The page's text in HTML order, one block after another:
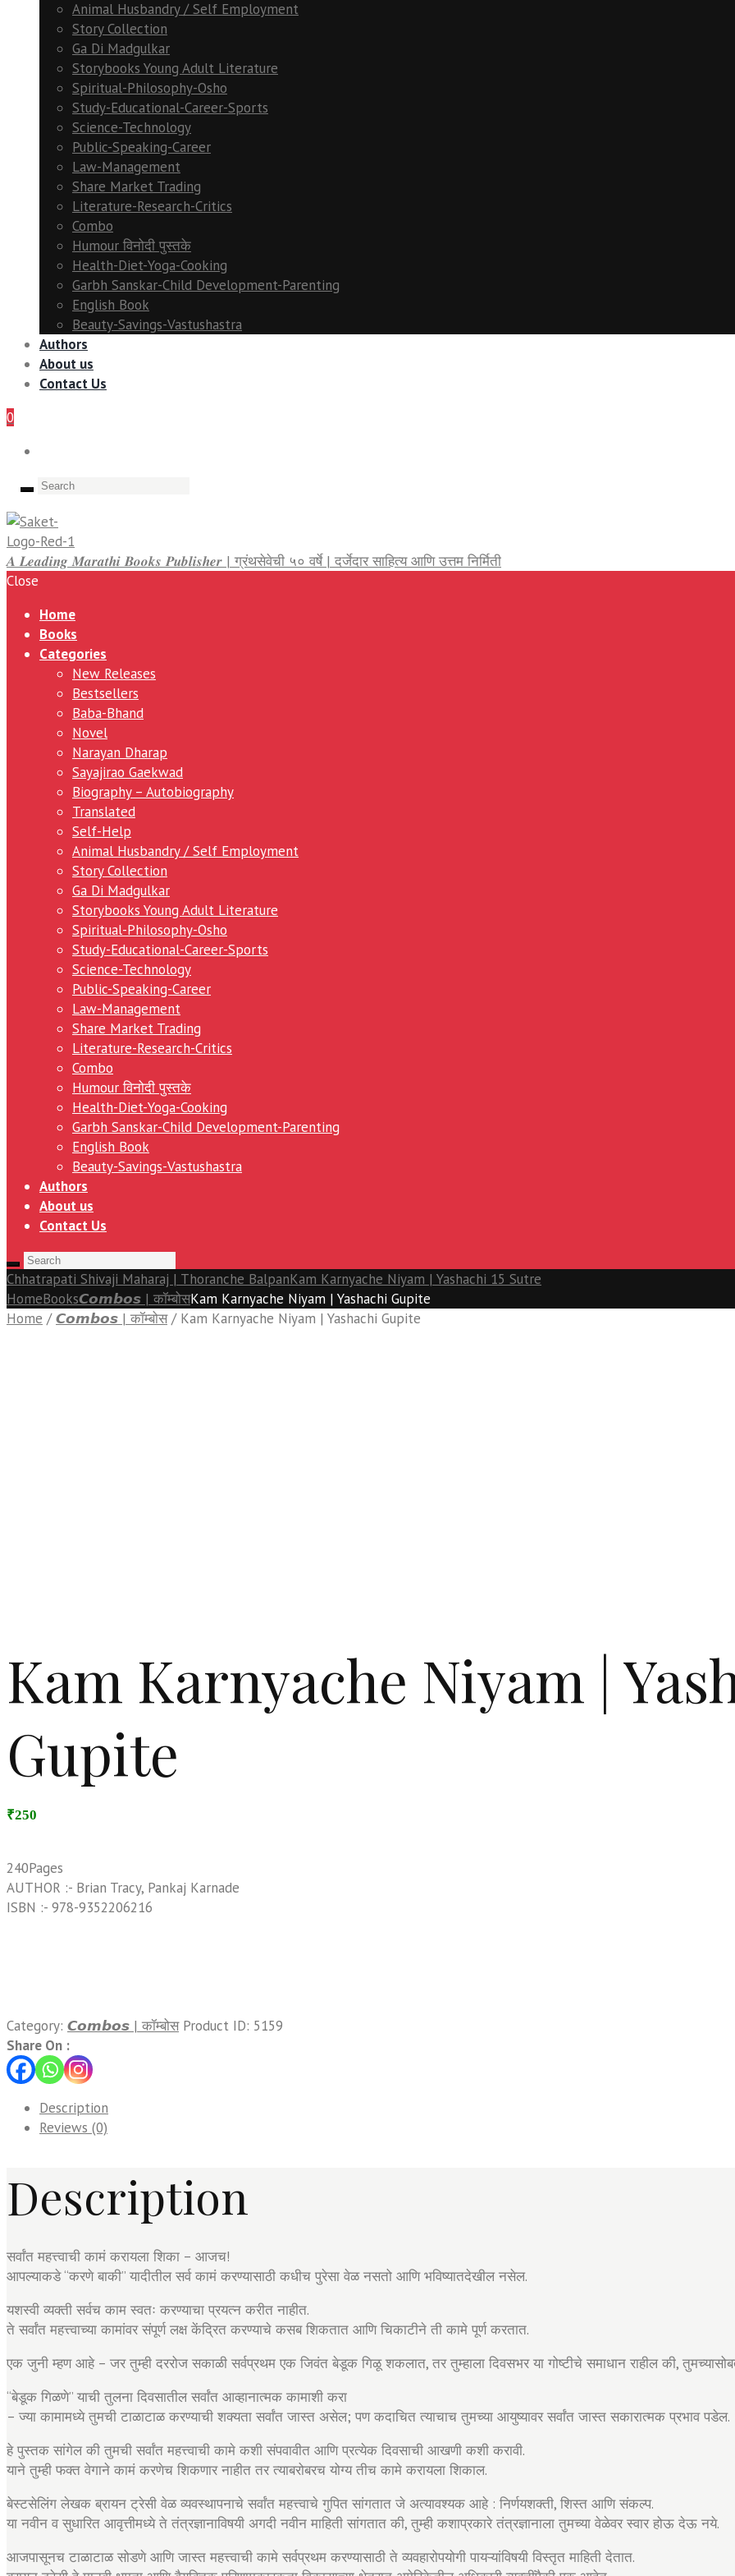
Animal Husbandry / Self Employment
Story Collection
Ga Di Madgulkar
Storybooks Young Adult Literature
Spiritual-Philosophy-Osho
Study-Educational-Career-Sports
Science-Technology
Public-Speaking-Career
Law-Management
Share Market Trading
Literature-Research-Critics
Combo
Humour विनोदी पुस्तके
Health-Diet-Yoga-Cooking
Garbh Sanskar-Child Development-Parenting
English Book
Beauty-Savings-Vastushastra
Authors
About us
Contact Us
0
𝑨 𝑳𝒆𝒂𝒅𝒊𝒏𝒈 𝑴𝒂𝒓𝒂𝒕𝒉𝒊 𝑩𝒐𝒐𝒌𝒔 𝑷𝒖𝒃𝒍𝒊𝒔𝒉𝒆𝒓 | ग्रंथसेवेची ५० वर्षे | दर्जेदार साहित्य आणि उत्तम निर्मिती
Close
Home
Books
Categories
New Releases
Bestsellers
Baba-Bhand
Novel
Narayan Dharap
Sayajirao Gaekwad
Biography – Autobiography
Translated
Self-Help
Animal Husbandry / Self Employment
Story Collection
Ga Di Madgulkar
Storybooks Young Adult Literature
Spiritual-Philosophy-Osho
Study-Educational-Career-Sports
Science-Technology
Public-Speaking-Career
Law-Management
Share Market Trading
Literature-Research-Critics
Combo
Humour विनोदी पुस्तके
Health-Diet-Yoga-Cooking
Garbh Sanskar-Child Development-Parenting
English Book
Beauty-Savings-Vastushastra
Authors
About us
Contact Us
Chhatrapati Shivaji Maharaj | Thoranche BalpanKam Karnyache Niyam | Yashachi 15 Sutre
HomeBooks𝘾𝙤𝙢𝙗𝙤𝙨 | कॉम्बोसKam Karnyache Niyam | Yashachi Gupite
Home /𝘾𝙤𝙢𝙗𝙤𝙨 | कॉम्बोस/ Kam Karnyache Niyam | Yashachi Gupite
Kam Karnyache Niyam |
Gupite
₹250
240Pages
AUTHOR :- Brian Tracy, Pankaj Karnade
ISBN :- 978-9352206216
Category: 𝘾𝙤𝙢𝙗𝙤𝙨 | कॉम्बोस Product ID: 5159
Share On :
Description
Reviews (0)
Description
सर्वांत महत्त्वाची कामं करायला शिका – आजच!
आपल्याकडे “करणे बाकी” यादीतील सर्व कामं करण्यासाठी कधीच पुरेसा वेळ नसतो आणि भविष्यातदेखील नसेल.
यशस्वी व्यक्ती सर्वच काम स्वतः करण्याचा प्रयत्न करीत नाहीत.
ते सर्वांत महत्त्वाच्या कामांवर संपूर्ण लक्ष केंद्रित करण्याचे कसब शिकतात आणि चिकाटीने ती कामे पूर्ण करतात.
एक जुनी म्हण आहे – जर तुम्ही दररोज सकाळी सर्वप्रथम एक जिवंत बेडूक गिळू शकलात, तर तुम्हाला दिवसभर या गोष्टीचे समाधान राहील की,
“बेडूक गिळणे” याची तुलना दिवसातील सर्वांत आव्हानात्मक कामाशी करा
– ज्या कामामध्ये तुमची टाळाटाळ करण्याची शक्यता सर्वांत जास्त असेल; पण कदाचित त्याचाच तुमच्या आयुष्यावर सर्वांत जास्त सकारात्मक प्रभाव पडेल.
हे पुस्तक सांगेल की तुमची सर्वांत महत्त्वाची कामे कशी संपवावीत आणि प्रत्येक दिवसाची आखणी कशी करावी.
याने तुम्ही फक्त वेगाने कामं करणेच शिकणार नाहीत तर त्याबरोबरच योग्य तीच कामे करायला शिकाल.
बेस्टसेलिंग लेखक ब्रायन ट्रेसी वेळ व्यवस्थापनाचे सर्वांत महत्त्वाचे गुपित सांगतात जे अत्यावश्यक आहे : निर्णयशक्ती, शिस्त आणि संकल्प.
या नवीन व सुधारित आवृत्तीमध्ये ते तंत्रज्ञानाविषयी अगदी नवीन माहिती सांगतात की, तुम्ही कशाप्रकारे तंत्रज्ञानाला तुमच्या वेळेवर स्वार होऊ देऊ नये.
आजपासूनच टाळाटाळ सोडणे आणि जास्त महत्त्वाची कामे सर्वप्रथम करण्यासाठी ते व्यवहारोपयोगी पायऱ्यांविषयी विस्तृत माहिती देतात.